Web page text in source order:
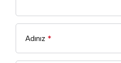
Adınız *